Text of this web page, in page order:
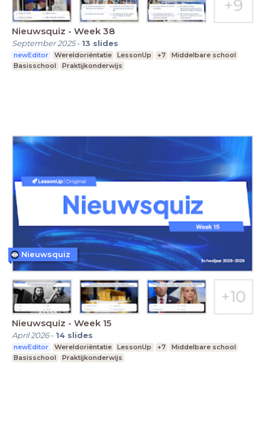
Nieuwsquiz - Week 38
September 2025- 13 slides
newEditor Wereldoriëntatie LessonUp +7
Middelbare school
Basisschool
Praktijkonderwijs
Nieuwsquiz - Week 15
April 2026- 14 slides
newEditor Wereldoriëntatie LessonUp +7
Middelbare school
Basisschool
Praktijkonderwijs
Nieuwsquiz